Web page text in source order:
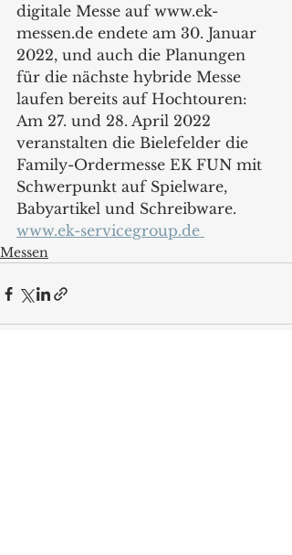
digitale Messe auf www.ek-
messen.de endete am 30. Januar
2022, und auch die Planungen
für die nächste hybride Messe
laufen bereits auf Hochtouren:
Am 27. und 28. April 2022
veranstalten die Bielefelder die
Family-Ordermesse EK FUN mit
Schwerpunkt auf Spielware,
Babyartikel und Schreibware.
www.ek-servicegroup.de
Messen